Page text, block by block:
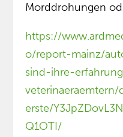
Morddrohungen
https://
o/report-mainz/
sind-ihre-
veterinaeraemtern/
erste/
Q1OTI/